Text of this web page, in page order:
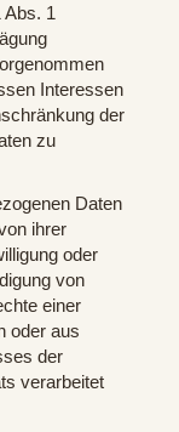
Abs. 1
Interessen
der
zu
Daten
ihrer
oder
von
einer
oder aus
der
verarbeitet